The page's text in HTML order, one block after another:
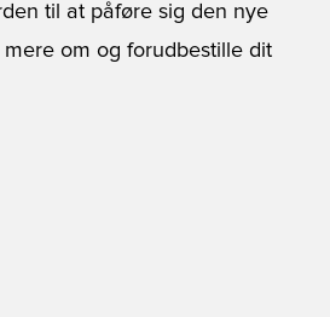
til at påføre sig den nye
om og forudbestille dit